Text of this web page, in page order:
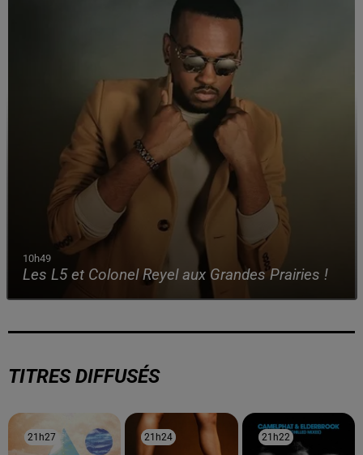
10h49
Les L5 et Colonel Reyel aux Grandes Prairies !
TITRES DIFFUSÉS
21h27
21h27 21h24
21h24 21h22
21h22